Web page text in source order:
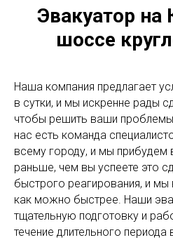
Эвакуатор
шоссе
Наша компания предлагает
в сутки, и мы искренне рады
чтобы решить ваши
нас есть команда
всему городу, и мы прибудем
раньше, чем вы успеете это
быстрого реагирования, и
как можно быстрее. Наши
тщательную подготовку и
течение длительного